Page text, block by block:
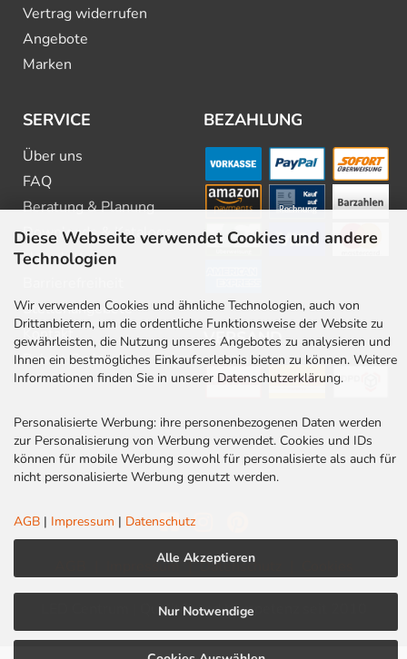
Diese Webseite verwendet Cookies und andere
Technologien
Wir verwenden Cookies und ähnliche Technologien, auch von
Drittanbietern, um die ordentliche Funktionsweise der Website zu
gewährleisten, die Nutzung unseres Angebotes zu analysieren und
Ihnen ein bestmögliches Einkaufserlebnis bieten zu können. Weitere
Informationen finden Sie in unserer Datenschutzerklärung.
Personalisierte Werbung: ihre personenbezogenen Daten werden
zur Personalisierung von Werbung verwendet. Cookies und IDs
können für mobile Werbung sowohl für personalisierte als auch für
nicht personalisierte Werbung genutzt werden.
AGB | Impressum | Datenschutz
Alle Akzeptieren
Nur Notwendige
Vertrag widerrufen
Angebote
Marken
SERVICE
Über uns
FAQ
Beratung & Planung
Downloads & Kataloge
Newsletter
Stellenangebote
Kontakt
Rabatt Codes
BEZAHLUNG
VERSAND
Impressum | Datenschutz
LED Centrum | Qualität und Kompetenz seit 2010